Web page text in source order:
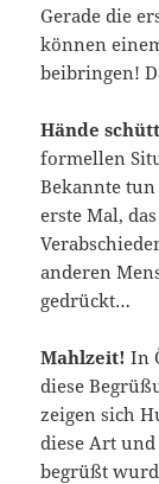
Gerade die
können
beibringen!
Hände
formellen
Bekannte
erste Mal,
anderen
gedrückt…
Mahlzeit! In
diese
zeigen sich
diese Art und
begrüßt